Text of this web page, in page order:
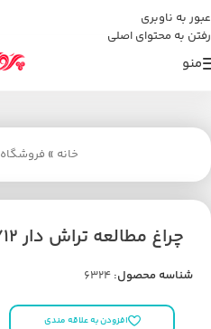
عبور به ناوبری
رفتن به محتوای اصلی
منو
خانه » فروشگاه
چراغ مطالعه تراش دار 2588/11/12
شناسه محصول: 6324
افزودن به علاقه مندی